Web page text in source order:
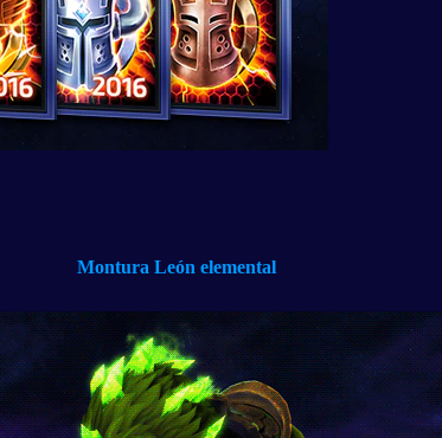
Montura León elemental